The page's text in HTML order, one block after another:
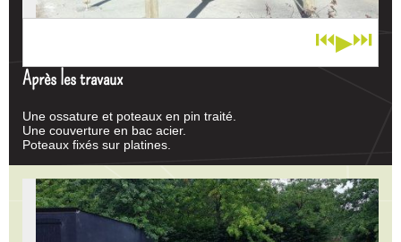
⏮▶⏭
Après les travaux
Une ossature et poteaux en pin traité.
Une couverture en bac acier.
Poteaux fixés sur platines.